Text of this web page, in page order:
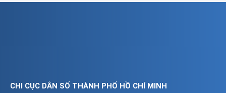
CHI CỤC DÂN SỐ THÀNH PHỐ HỒ CHÍ MINH